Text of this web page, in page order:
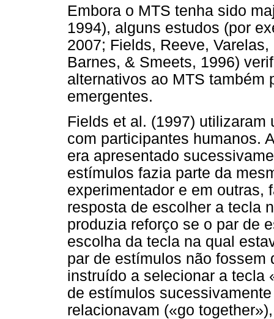
Embora o MTS tenha sido
1994), alguns estudos (por
2007; Fields, Reeve,
Barnes, & Smeets, 1996)
alternativos ao MTS também
emergentes.
Fields et al. (1997)
com participantes humanos.
era apresentado
estímulos fazia parte da
experimentador e em outras,
resposta de escolher a tecla
produzia reforço se o par de
escolha da tecla na qual
par de estímulos não fossem
instruído a selecionar a tecla
de estímulos
relacionavam («go